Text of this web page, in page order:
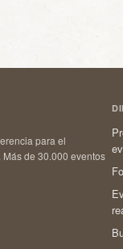
para el
de 30.000 eventos